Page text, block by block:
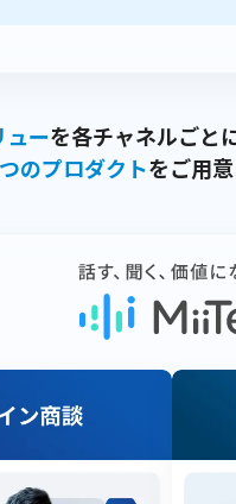
ーを各チャネルごと
のプロダクトをご用意